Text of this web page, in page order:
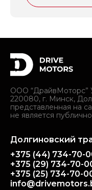
ООО “ДрайвМоторс”
220080, г. Минск,
представленная на
не является
Долгиновский
+375 (44) 734-70-
+375 (29) 734-70-
+375 (25) 734-70-